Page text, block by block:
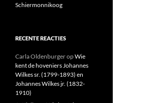
Schiermonnikoog
RECENTE REACTIES
Carla OldenburgeropWie
kent de hoveniers Johannes
Wilkes sr. (1799-1893) en
Johannes Wilkes jr. (1832-
1910)